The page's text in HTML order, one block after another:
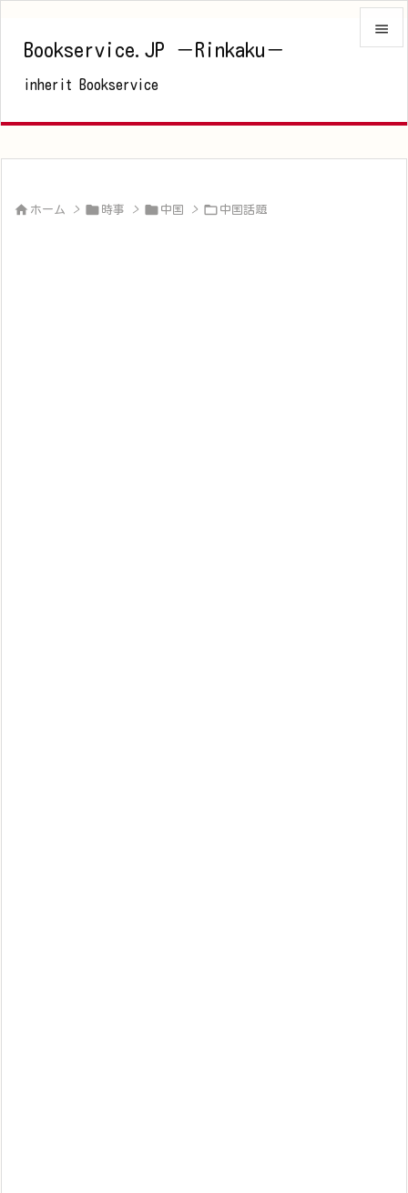
Bookservice.JP －Rinkaku－
inherit Bookservice


 ホーム >  時事 >  中国 >  中国話題